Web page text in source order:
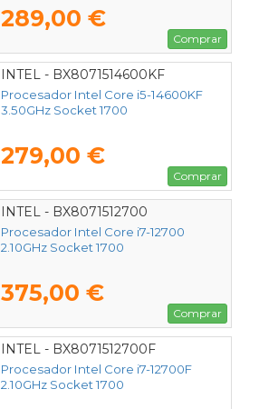
289,00 €
Comprar
INTEL - BX8071514600KF
Procesador Intel Core i5-14600KF
3.50GHz Socket 1700
279,00 €
Comprar
INTEL - BX8071512700
Procesador Intel Core i7-12700
2.10GHz Socket 1700
375,00 €
Comprar
INTEL - BX8071512700F
Procesador Intel Core i7-12700F
2.10GHz Socket 1700